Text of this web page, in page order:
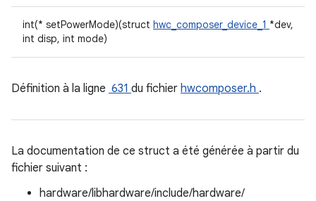
int(* setPowerMode)(struct hwc_composer_device_1 *dev,
int disp, int mode)
Définition à la ligne 631 du fichier hwcomposer.h .
La documentation de ce struct a été générée à partir du
fichier suivant :
hardware/libhardware/include/hardware/